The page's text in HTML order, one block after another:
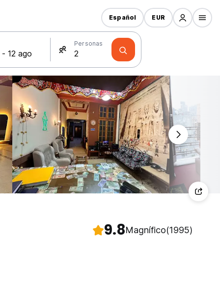
Personas
Español EUR
9.8Magnífico(1995)